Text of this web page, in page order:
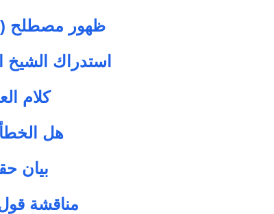
ظهور مصطلح
استدراك
كلام
هل
بيان
مناقشة